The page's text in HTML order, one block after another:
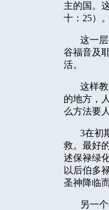
主的国。
十： 25）。
这一
谷福音及
活。
这样
的地方，
么方法要
3在初
救。最好
述保禄绿
以后伯多
圣神降临
另一